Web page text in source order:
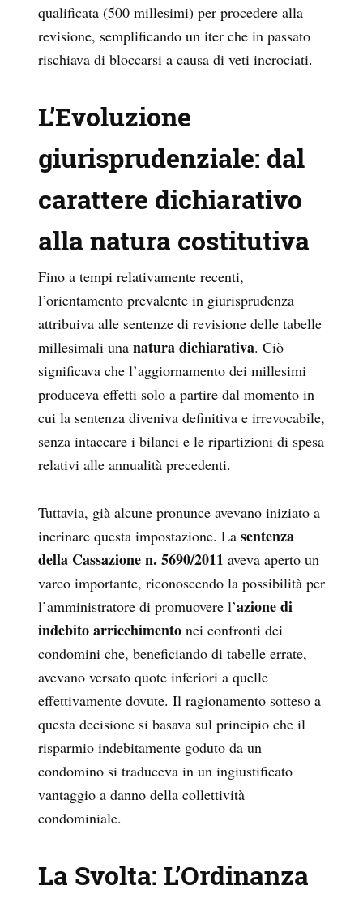
qualificata (500 millesimi) per procedere alla
revisione, semplificando un iter che in passato
rischiava di bloccarsi a causa di veti incrociati.
L’Evoluzione
giurisprudenziale: dal
carattere dichiarativo
alla natura costitutiva
Fino a tempi relativamente recenti,
l’orientamento prevalente in giurisprudenza
attribuiva alle sentenze di revisione delle tabelle
millesimali una natura dichiarativa. Ciò
significava che l’aggiornamento dei millesimi
produceva effetti solo a partire dal momento in
cui la sentenza diveniva definitiva e irrevocabile,
senza intaccare i bilanci e le ripartizioni di spesa
relativi alle annualità precedenti.
Tuttavia, già alcune pronunce avevano iniziato a
incrinare questa impostazione. La sentenza
della Cassazione n. 5690/2011 aveva aperto un
varco importante, riconoscendo la possibilità per
l’amministratore di promuovere l’azione di
indebito arricchimento nei confronti dei
condomini che, beneficiando di tabelle errate,
avevano versato quote inferiori a quelle
effettivamente dovute. Il ragionamento sotteso a
questa decisione si basava sul principio che il
risparmio indebitamente goduto da un
condomino si traduceva in un ingiustificato
vantaggio a danno della collettività
condominiale.
La Svolta: L’Ordinanza